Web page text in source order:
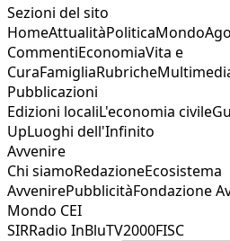
Sezioni del sito
HomeAttualitàPoliticaMondo
CommentiEconomiaVita e
CuraFamigliaRubriche
Pubblicazioni
Edizioni localiL'economia civile
UpLuoghi dell'Infinito
Avvenire
Chi siamoRedazioneEcosistema
AvvenirePubblicitàFondazione
Mondo CEI
SIRRadio InBluTV2000FISC